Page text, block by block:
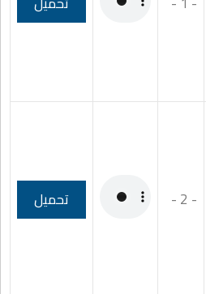
- 2 - تحميل